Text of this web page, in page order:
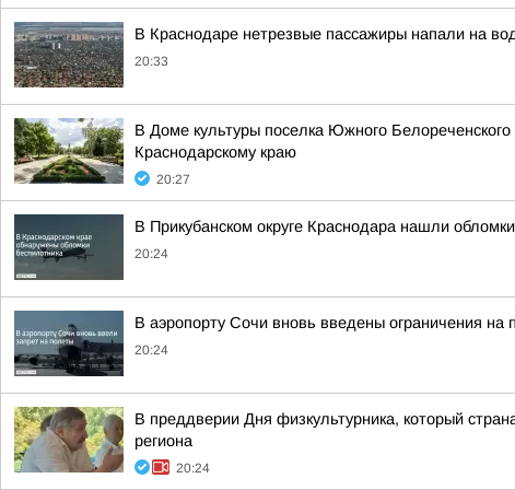
В Краснодаре нетрезвые пассажиры напали на
20:33
В Доме культуры поселка Южного
Краснодарскому краю
20:27
В Прикубанском округе Краснодара нашли
20:24
В аэропорту Сочи вновь введены ограничения на
20:24
В преддверии Дня физкультурника, который
региона
20:24